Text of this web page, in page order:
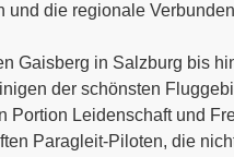
die regionale
Gaisberg in Salzburg bis
der schönsten
Portion Leidenschaft und
Paragleit-Piloten, die